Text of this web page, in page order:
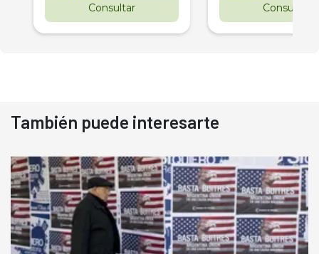
Consultar Consultar
También puede interesarte